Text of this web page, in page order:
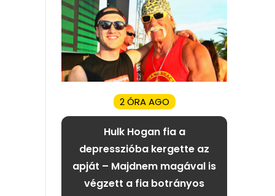
2 ÓRA AGO
Hulk Hogan fia a
depresszióba kergette az
apját – Majdnem magával is
végzett a fia botrányos